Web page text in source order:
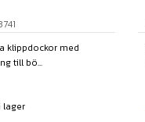
klippdockor med
till bö...
lager